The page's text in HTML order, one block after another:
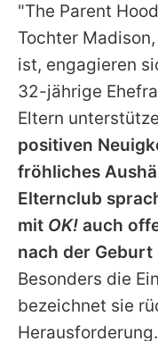
"The Parent
Tochter
ist, engagieren
32-jährige
Eltern
positiven
fröhliches
Elternclub
mit OK! auch
nach der
Besonders die
bezeichnet sie
Herausforderung.